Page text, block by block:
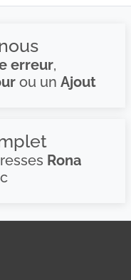
erreur,
ou un Ajout
Rona